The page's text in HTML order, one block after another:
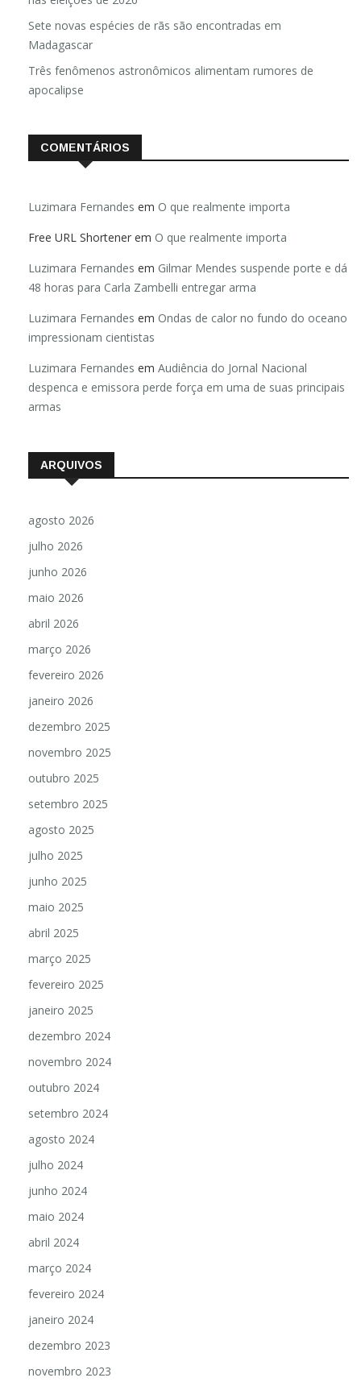
Sete novas espécies de rãs são encontradas em
Madagascar
Três fenômenos astronômicos alimentam rumores de
apocalipse
COMENTÁRIOS
Luzimara Fernandes em O que realmente importa
Free URL Shortener em O que realmente importa
Luzimara Fernandes em Gilmar Mendes suspende porte e dá
48 horas para Carla Zambelli entregar arma
Luzimara Fernandes em Ondas de calor no fundo do oceano
impressionam cientistas
Luzimara Fernandes em Audiência do Jornal Nacional
despenca e emissora perde força em uma de suas principais
armas
ARQUIVOS
agosto 2026
julho 2026
junho 2026
maio 2026
abril 2026
março 2026
fevereiro 2026
janeiro 2026
dezembro 2025
novembro 2025
outubro 2025
setembro 2025
agosto 2025
julho 2025
junho 2025
maio 2025
abril 2025
março 2025
fevereiro 2025
janeiro 2025
dezembro 2024
novembro 2024
outubro 2024
setembro 2024
agosto 2024
julho 2024
junho 2024
maio 2024
abril 2024
março 2024
fevereiro 2024
janeiro 2024
dezembro 2023
novembro 2023